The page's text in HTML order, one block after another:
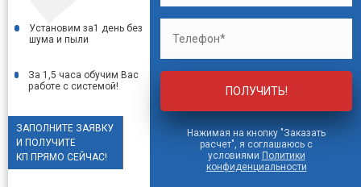
Установим за1 день без
шума и пыли
За 1,5 часа обучим Вас
работе с системой!
ЗАПОЛНИТЕ ЗАЯВКУ
И ПОЛУЧИТЕ
КП ПРЯМО СЕЙЧАС!
Нажимая на кнопку "Заказать
расчет", я соглашаюсь с
условиями Политики
конфиденциальности